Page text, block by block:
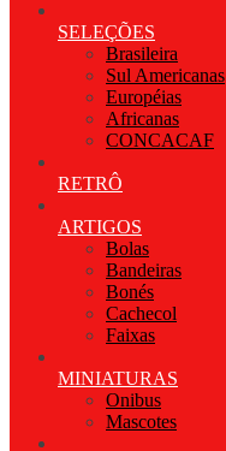
SELEÇÕES
Brasileira
Sul Americanas
Européias
Africanas
CONCACAF
RETRÔ
ARTIGOS
Bolas
Bandeiras
Bonés
Cachecol
Faixas
MINIATURAS
Onibus
Mascotes